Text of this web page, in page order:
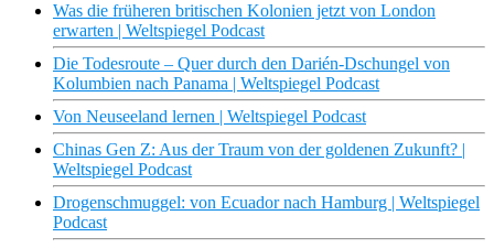
Was die früheren britischen Kolonien jetzt von London
erwarten | Weltspiegel Podcast
Die Todesroute – Quer durch den Darién-Dschungel von
Kolumbien nach Panama | Weltspiegel Podcast
Von Neuseeland lernen | Weltspiegel Podcast
Chinas Gen Z: Aus der Traum von der goldenen Zukunft? |
Weltspiegel Podcast
Drogenschmuggel: von Ecuador nach Hamburg | Weltspiegel
Podcast